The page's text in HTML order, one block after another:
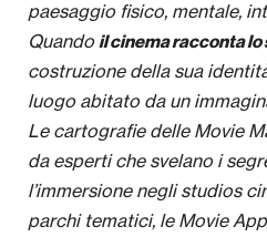
paesaggio fisico, mentale,
Quandoil cinema racconta lo
costruzione della sua
luogo abitato da un
Le cartografie delle Movie
da esperti che svelano i
l’immersione negli studios
parchi tematici, le Movie